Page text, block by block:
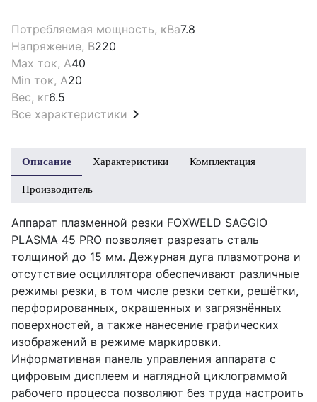
Потребляемая мощность, кВа7.8
Напряжение, В220
Max ток, А40
Min ток, А20
Вес, кг6.5
Все характеристики
Описание Характеристики Комплектация
Производитель
Аппарат плазменной резки FOXWELD SAGGIO
PLASMA 45 PRO позволяет разрезать сталь
толщиной до 15 мм. Дежурная дуга плазмотрона и
отсутствие осциллятора обеспечивают различные
режимы резки, в том числе резки сетки, решётки,
перфорированных, окрашенных и загрязнённых
поверхностей, а также нанесение графических
изображений в режиме маркировки.
Информативная панель управления аппарата с
цифровым дисплеем и наглядной циклограммой
рабочего процесса позволяют без труда настроить